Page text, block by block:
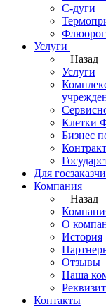
С-дуги
Услуги
Назад
Услуги
Клетки
Бизнес
Для
Компания
Назад
О
История
Отзывы
Наша
Контакты